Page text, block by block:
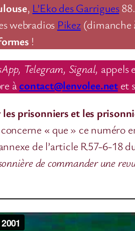
, L’Eko des Garrigues
webradios Pikez(dimanche
!
Telegram, Signal, appels
àcontact@lenvolee.netet
prisonniers et les
« que » ce numéro
de l’article R57-6-18
de commander une